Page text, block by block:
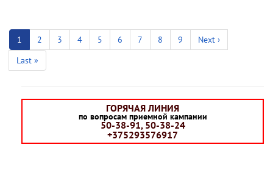
Нумерация
страниц
Текущая
страница
1 Страница
2 Страница
3 Страница
4 Страница
5 Страница
6 Страница
7 Страница
8 Страница
9
Следующая
страница
Next ›
Последняя
страница
Last »
ГОРЯЧАЯ ЛИНИЯ
по вопросам приемной кампании
50-38-91, 50-38-24
+375293576917